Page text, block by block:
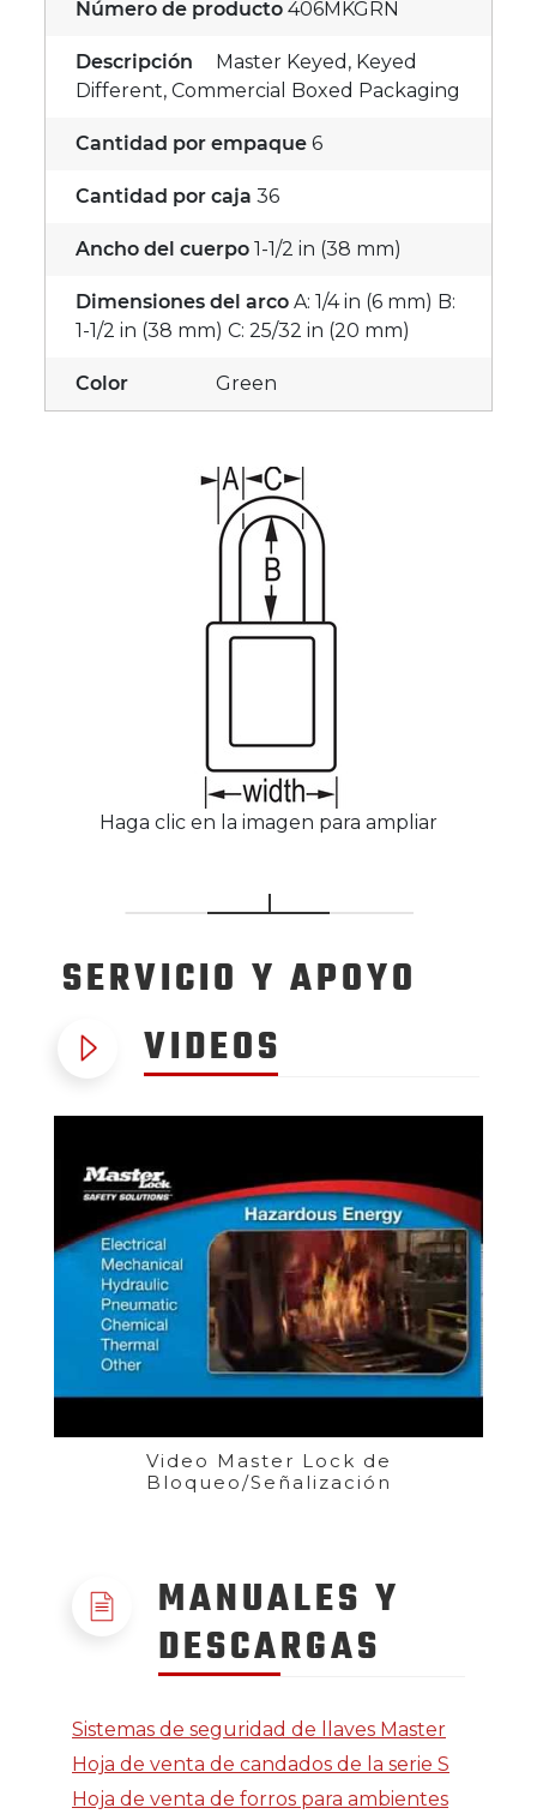
Número de producto 406MKGRN
Descripción
Master Keyed, Keyed
Different, Commercial Boxed Packaging
Cantidad por empaque 6
Cantidad por caja 36
Ancho del cuerpo 1-1/2 in (38 mm)
Dimensiones del arco A: 1/4 in (6 mm) B:
1-1/2 in (38 mm) C: 25/32 in (20 mm)
Color Green
Haga clic en la imagen para ampliar
SERVICIO Y APOYO
VIDEOS
Video Master Lock de
Bloqueo/Señalización
MANUALES Y
DESCARGAS
Sistemas de seguridad de llaves Master
Hoja de venta de candados de la serie S
Hoja de venta de forros para ambientes